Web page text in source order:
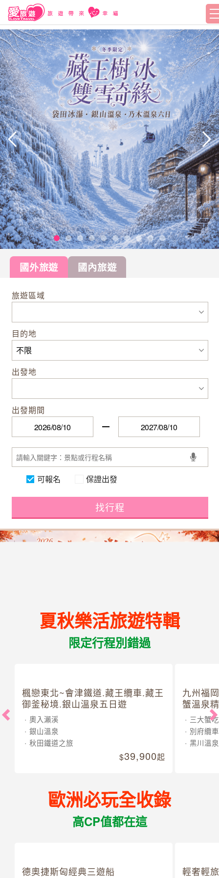
國外旅遊 國內旅遊
旅遊區域
目的地
出發地
出發期間
可報名 保證出發
找行程
夏秋樂活旅遊特輯
限定行程別錯過
楓戀東北~會津鐵道.藏王纜車.藏王
御釜秘境.銀山溫泉五日遊
奧入瀨溪
銀山溫泉
秋田鐵道之旅
39,900起
九州福
蟹溫泉
三大蟹
別府纜車
黑川溫泉
歐洲必玩全收錄
高CP值都在這
德奧捷斯匈經典三遊船 輕奢輕